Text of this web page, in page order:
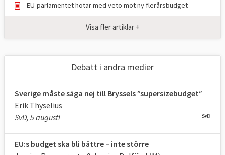
konkurrenskraft. Storleken motsvarar 1,26
När den nuvarande flerårsbudgeten
men då ingick inte någon återbetalning av
coronafonden vilket det gör nu.
Detta har hänt med den nuvarande
budgeten för 2021-2027
EU-parlamentet hotar med veto mot ny flerårsbudget
Visa fler artiklar +
Debatt i andra medier
Sverige måste säga nej till Bryssels ”supersizebudget”
Erik Thyselius
SvD, 5 augusti
EU:s budget ska bli bättre – inte större